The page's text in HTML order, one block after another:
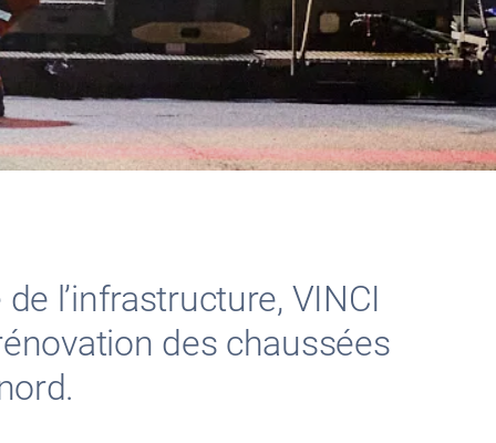
l’infrastructure, VINCI
des chaussées